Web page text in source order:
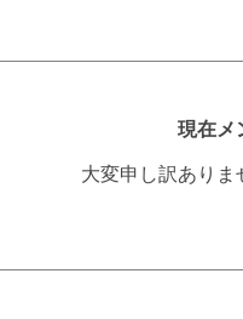
現在メ
大変申し訳あり